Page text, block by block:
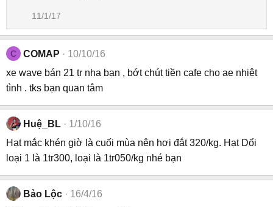
11/1/17
C COMAP
10/10/16
xe wave bán 21 tr nha bạn , bớt chút tiền cafe cho ae nhiệt
tình . tks bạn quan tâm
Huệ_BL
1/10/16
Hạt mắc khén giờ là cuối mùa nên hơi đắt 320/kg. Hạt Dổi
loại 1 là 1tr300, loại là 1tr050/kg nhé bạn
Bảo Lộc
16/4/16